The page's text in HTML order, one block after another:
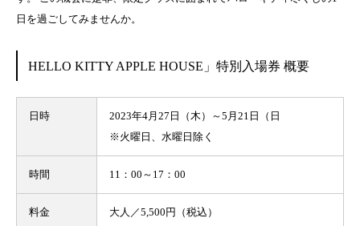
日を過ごしてみませんか。
HELLO KITTY APPLE HOUSE」特別入場券 概要
日時
2023年4月27日（木）～5月21日（日
※火曜日、水曜日除く
時間 11：00～17：00
料金
大人／5,500円（税込）